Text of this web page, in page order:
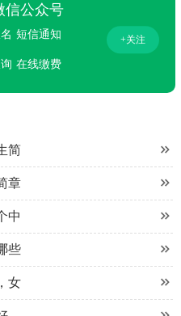
信公众号
短信通知
在线缴费
+关注

简

章

中

些

女